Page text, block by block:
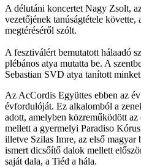
A délutáni koncertet Nagy Zsolt,
vezetőjének tanúságtétele követte,
megtéréséről szólt.
A fesztiválért bemutatott hálaadó
plébános atya mutatta be. A
Sebastian SVD atya tanított
Az AcCordis Együttes ebben az
évfordulóját. Ez alkalomból a
adott, amelyben közreműködött
mellett a gyermelyi Paradiso
illetve Szilas Imre, az első magyar
ismert dicsőítő dalok mellett
saját dala, a Tiéd a hála.